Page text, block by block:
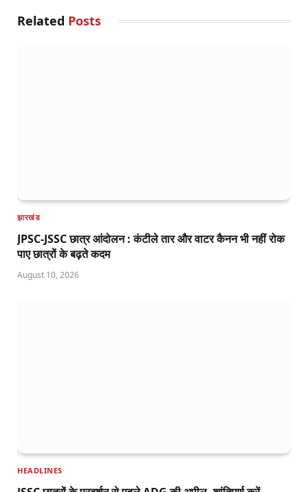
Related Posts
झारखंड
JPSC-JSSC छात्र आंदोलन : कंटीले तार और वाटर कैनन भी नहीं रोक
पाए छात्रों के बढ़ते कदम
August 10, 2026
HEADLINES